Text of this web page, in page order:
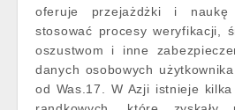
oferuje przejażdżki i
stosować procesy weryfikacji,
oszustwom i inne
danych osobowych
od Was.17. W Azji istnieje